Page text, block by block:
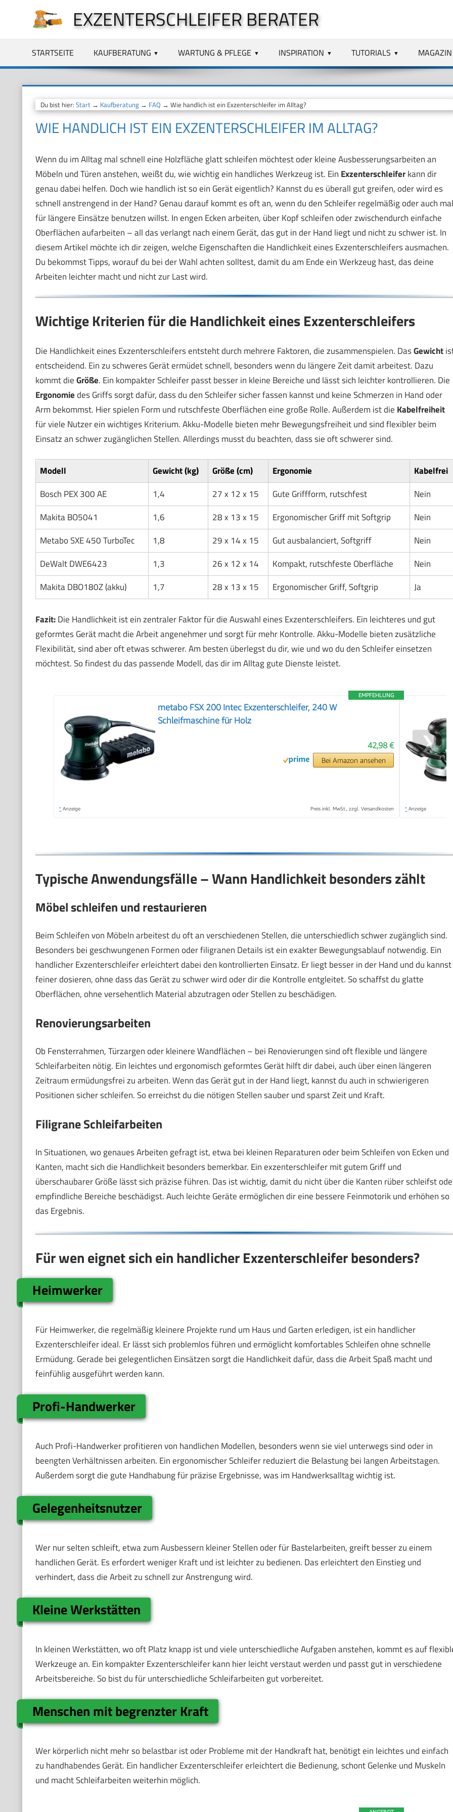
springen
EXZENTERSCHLEIFER BERATER
STARTSEITE KAUFBERATUNG WARTUNG & PFLEGE INSPIRATION TUTORIALS MAGAZIN
Du bist hier: Start→ Kaufberatung→ FAQ → Wie handlich ist ein Exzenterschleifer im Alltag?
WIE HANDLICH IST EIN EXZENTERSCHLEIFER IM ALLTAG?
Wenn du im Alltag mal schnell eine Holzfläche glatt schleifen möchtest oder kleine Ausbesserungsarbeiten an
Möbeln und Türen anstehen, weißt du, wie wichtig ein handliches Werkzeug ist. Ein Exzenterschleiferkann dir
genau dabei helfen. Doch wie handlich ist so ein Gerät eigentlich? Kannst du es überall gut greifen, oder wird es
schnell anstrengend in der Hand? Genau darauf kommt es oft an, wenn du den Schleifer regelmäßig oder auch mal
für längere Einsätze benutzen willst. In engen Ecken arbeiten, über Kopf schleifen oder zwischendurch einfache
Oberflächen aufarbeiten – all das verlangt nach einem Gerät, das gut in der Hand liegt und nicht zu schwer ist. In
diesem Artikel möchte ich dir zeigen, welche Eigenschaften die Handlichkeit eines Exzenterschleifers ausmachen.
Du bekommst Tipps, worauf du bei der Wahl achten solltest, damit du am Ende ein Werkzeug hast, das deine
Arbeiten leichter macht und nicht zur Last wird.
Wichtige Kriterien für die Handlichkeit eines Exzenterschleifers
Die Handlichkeit eines Exzenterschleifers entsteht durch mehrere Faktoren, die zusammenspielen. DasGewicht
entscheidend. Ein zu schweres Gerät ermüdet schnell, besonders wenn du längere Zeit damit arbeitest. Dazu
kommt dieGröße. Ein kompakter Schleifer passt besser in kleine Bereiche und lässt sich leichter kontrollieren. Die
Ergonomiedes Griffs sorgt dafür, dass du den Schleifer sicher fassen kannst und keine Schmerzen in Hand oder
Arm bekommst. Hier spielen Form und rutschfeste Oberflächen eine große Rolle. Außerdem ist die Kabelfreiheit
für viele Nutzer ein wichtiges Kriterium. Akku-Modelle bieten mehr Bewegungsfreiheit und sind flexibler beim
Einsatz an schwer zugänglichen Stellen. Allerdings musst du beachten, dass sie oft schwerer sind.
Modell Gewicht (kg) Größe (cm) Ergonomie
Kabelfrei
Bosch PEX 300 AE
1,4 27 x 12 x 15 Gute Griffform, rutschfest
Nein
Makita BO5041
1,6 28 x 13 x 15 Ergonomischer Griff mit Softgrip
Nein
Metabo SXE 450 TurboTec
1,8 29 x 14 x 15 Gut ausbalanciert, Softgriff
Nein
DeWalt DWE6423
1,3 26 x 12 x 14 Kompakt, rutschfeste Oberfläche
Nein
Makita DBO180Z (akku)
1,7 28 x 13 x 15 Ergonomischer Griff, Softgrip Ja
Fazit:Die Handlichkeit ist ein zentraler Faktor für die Auswahl eines Exzenterschleifers. Ein leichteres und gut
geformtes Gerät macht die Arbeit angenehmer und sorgt für mehr Kontrolle. Akku-Modelle bieten zusätzliche
Flexibilität, sind aber oft etwas schwerer. Am besten überlegst du dir, wie und wo du den Schleifer einsetzen
möchtest. So findest du das passende Modell, das dir im Alltag gute Dienste leistet.
EMPFEHLUNG
metabo FSX 200 Intec Exzenterschleifer, 240 W
Schleifmaschine für Holz
42,98 €
Bei Amazon ansehen
* Anzeige Preis inkl. MwSt., zzgl. Versandkosten * Anzeige
❯
Typische Anwendungsfälle – Wann Handlichkeit besonders zählt
Möbel schleifen und restaurieren
Beim Schleifen von Möbeln arbeitest du oft an verschiedenen Stellen, die unterschiedlich schwer zugänglich sind.
Besonders bei geschwungenen Formen oder filigranen Details ist ein exakter Bewegungsablauf notwendig. Ein
handlicher Exzenterschleifer erleichtert dabei den kontrollierten Einsatz. Er liegt besser in der Hand und du kannst
feiner dosieren, ohne dass das Gerät zu schwer wird oder dir die Kontrolle entgleitet. So schaffst du glatte
Oberflächen, ohne versehentlich Material abzutragen oder Stellen zu beschädigen.
Renovierungsarbeiten
Ob Fensterrahmen, Türzargen oder kleinere Wandflächen – bei Renovierungen sind oft flexible und längere
Schleifarbeiten nötig. Ein leichtes und ergonomisch geformtes Gerät hilft dir dabei, auch über einen längeren
Zeitraum ermüdungsfrei zu arbeiten. Wenn das Gerät gut in der Hand liegt, kannst du auch in schwierigeren
Positionen sicher schleifen. So erreichst du die nötigen Stellen sauber und sparst Zeit und Kraft.
Filigrane Schleifarbeiten
In Situationen, wo genaues Arbeiten gefragt ist, etwa bei kleinen Reparaturen oder beim Schleifen von Ecken und
Kanten, macht sich die Handlichkeit besonders bemerkbar. Ein exzenterschleifer mit gutem Griff und
überschaubarer Größe lässt sich präzise führen. Das ist wichtig, damit du nicht über die Kanten rüber schleifst
empfindliche Bereiche beschädigst. Auch leichte Geräte ermöglichen dir eine bessere Feinmotorik und erhöhen so
das Ergebnis.
Für wen eignet sich ein handlicher Exzenterschleifer besonders?
Heimwerker
Für Heimwerker, die regelmäßig kleinere Projekte rund um Haus und Garten erledigen, ist ein handlicher
Exzenterschleifer ideal. Er lässt sich problemlos führen und ermöglicht komfortables Schleifen ohne schnelle
Ermüdung. Gerade bei gelegentlichen Einsätzen sorgt die Handlichkeit dafür, dass die Arbeit Spaß macht und
feinfühlig ausgeführt werden kann.
Profi-Handwerker
Auch Profi-Handwerker profitieren von handlichen Modellen, besonders wenn sie viel unterwegs sind oder in
beengten Verhältnissen arbeiten. Ein ergonomischer Schleifer reduziert die Belastung bei langen Arbeitstagen.
Außerdem sorgt die gute Handhabung für präzise Ergebnisse, was im Handwerksalltag wichtig ist.
Gelegenheitsnutzer
Wer nur selten schleift, etwa zum Ausbessern kleiner Stellen oder für Bastelarbeiten, greift besser zu einem
handlichen Gerät. Es erfordert weniger Kraft und ist leichter zu bedienen. Das erleichtert den Einstieg und
verhindert, dass die Arbeit zu schnell zur Anstrengung wird.
Kleine Werkstätten
In kleinen Werkstätten, wo oft Platz knapp ist und viele unterschiedliche Aufgaben anstehen, kommt es auf
Werkzeuge an. Ein kompakter Exzenterschleifer kann hier leicht verstaut werden und passt gut in verschiedene
Arbeitsbereiche. So bist du für unterschiedliche Schleifarbeiten gut vorbereitet.
Menschen mit begrenzter Kraft
Wer körperlich nicht mehr so belastbar ist oder Probleme mit der Handkraft hat, benötigt ein leichtes und einfach
zu handhabendes Gerät. Ein handlicher Exzenterschleifer erleichtert die Bedienung, schont Gelenke und Muskeln
und macht Schleifarbeiten weiterhin möglich.